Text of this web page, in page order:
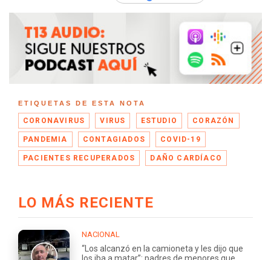
ETIQUETAS DE ESTA NOTA
CORONAVIRUS VIRUS ESTUDIO CORAZÓN
PANDEMIA CONTAGIADOS COVID-19
PACIENTES RECUPERADOS DAÑO CARDÍACO
LO MÁS RECIENTE
NACIONAL
“Los alcanzó en la camioneta y les dijo que
los iba a matar”: padres de menores que